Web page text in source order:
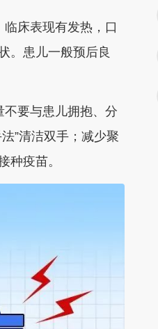
床表现有发热，口
。患儿一般预后良
要与患儿拥抱、分
”清洁双手；减少聚
种疫苗。